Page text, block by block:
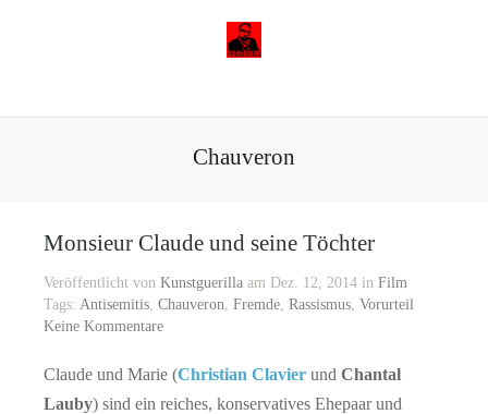
Chauveron
Monsieur Claude und seine Töchter
Veröffentlicht von Kunstguerillaam Dez. 12, 2014 in Film
Tags: Antisemitis, Chauveron Fremde, Rassismus, Vorurteil
Keine Kommentare
Claude und Marie (Christian Clavierund Chantal
Lauby) sind ein reiches, konservatives Ehepaar und